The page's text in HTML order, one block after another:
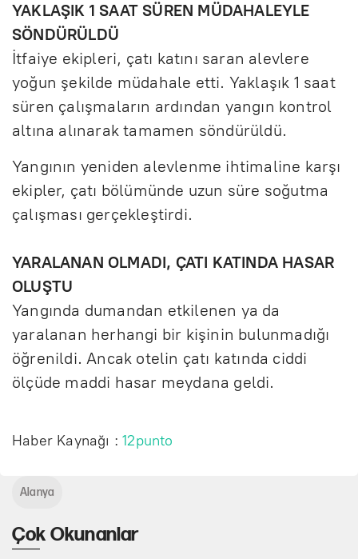
YAKLAŞIK 1 SAAT SÜREN MÜDAHALEYLE
SÖNDÜRÜLDÜ
İtfaiye ekipleri, çatı katını saran alevlere
yoğun şekilde müdahale etti. Yaklaşık 1 saat
süren çalışmaların ardından yangın kontrol
altına alınarak tamamen söndürüldü.
Yangının yeniden alevlenme ihtimaline karşı
ekipler, çatı bölümünde uzun süre soğutma
çalışması gerçekleştirdi.
YARALANAN OLMADI, ÇATI KATINDA HASAR
OLUŞTU
Yangında dumandan etkilenen ya da
yaralanan herhangi bir kişinin bulunmadığı
öğrenildi. Ancak otelin çatı katında ciddi
ölçüde maddi hasar meydana geldi.
Haber Kaynağı :12punto
Çok Okunanlar
Alanya